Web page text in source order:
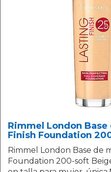
Rimmel London
Finish Foundation
Rimmel London Base de
Foundation 200-soft